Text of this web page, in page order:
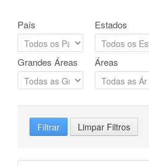
País Estados
Grandes Áreas Áreas
Filtrar Limpar Filtros